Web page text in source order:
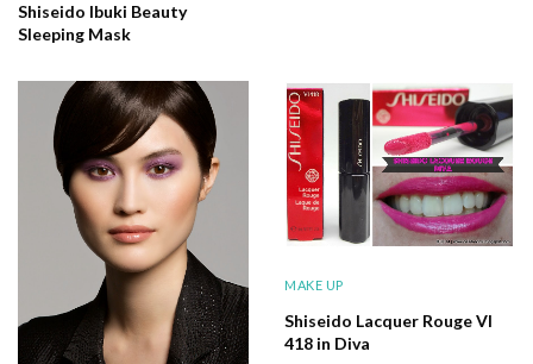
Shiseido Ibuki Beauty
Sleeping Mask
MAKE UP
Shiseido Lacquer Rouge VI
418 in Diva